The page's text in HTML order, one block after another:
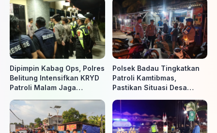
Dipimpin Kabag Ops, Polres
Belitung Intensifkan KRYD
Patroli Malam Jaga
Polsek Badau Tingkatkan
Patroli Kamtibmas,
Pastikan Situasi Desa